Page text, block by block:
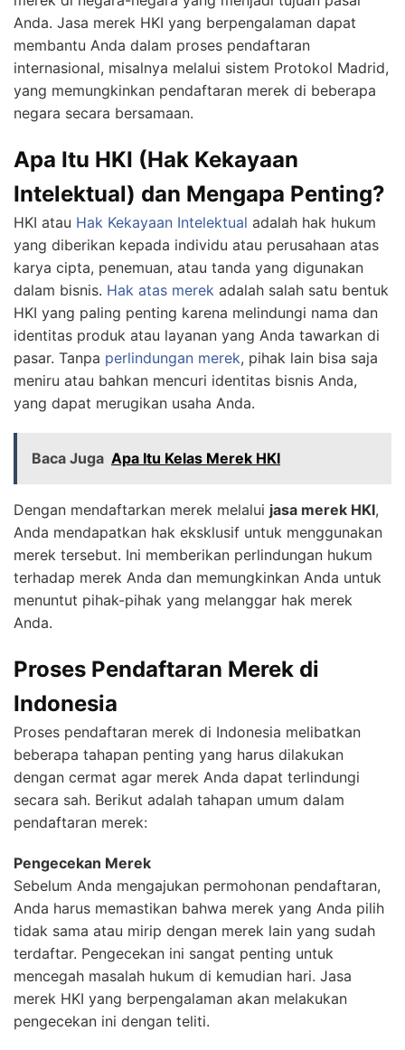
Anda. Jasa merek HKI yang berpengalaman dapat
membantu Anda dalam proses pendaftaran
internasional, misalnya melalui sistem Protokol Madrid,
yang memungkinkan pendaftaran merek di beberapa
negara secara bersamaan.
Apa Itu HKI (Hak Kekayaan
Intelektual) dan Mengapa Penting?
HKI atau Hak Kekayaan Intelektual adalah hak hukum
yang diberikan kepada individu atau perusahaan atas
karya cipta, penemuan, atau tanda yang digunakan
dalam bisnis. Hak atas merek adalah salah satu bentuk
HKI yang paling penting karena melindungi nama dan
identitas produk atau layanan yang Anda tawarkan di
pasar. Tanpa perlindungan merek, pihak lain bisa saja
meniru atau bahkan mencuri identitas bisnis Anda,
yang dapat merugikan usaha Anda.
Baca Juga Apa Itu Kelas Merek HKI
Dengan mendaftarkan merek melalui jasa merek HKI,
Anda mendapatkan hak eksklusif untuk menggunakan
merek tersebut. Ini memberikan perlindungan hukum
terhadap merek Anda dan memungkinkan Anda untuk
menuntut pihak-pihak yang melanggar hak merek
Anda.
Proses Pendaftaran Merek di
Indonesia
Proses pendaftaran merek di Indonesia melibatkan
beberapa tahapan penting yang harus dilakukan
dengan cermat agar merek Anda dapat terlindungi
secara sah. Berikut adalah tahapan umum dalam
pendaftaran merek:
Pengecekan Merek
Sebelum Anda mengajukan permohonan pendaftaran,
Anda harus memastikan bahwa merek yang Anda pilih
tidak sama atau mirip dengan merek lain yang sudah
terdaftar. Pengecekan ini sangat penting untuk
mencegah masalah hukum di kemudian hari. Jasa
merek HKI yang berpengalaman akan melakukan
pengecekan ini dengan teliti.